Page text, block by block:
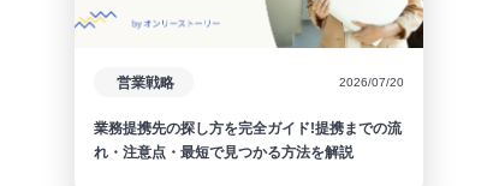
営業戦略 2026/07/20
業務提携先の探し方を完全ガイド!提携までの流
れ・注意点・最短で見つかる方法を解説